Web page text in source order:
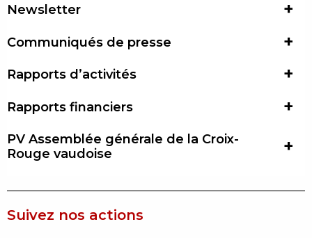
Newsletter
Communiqués de presse
Rapports d’activités
Rapports financiers
PV Assemblée générale de la Croix-
Rouge vaudoise
Suivez nos actions